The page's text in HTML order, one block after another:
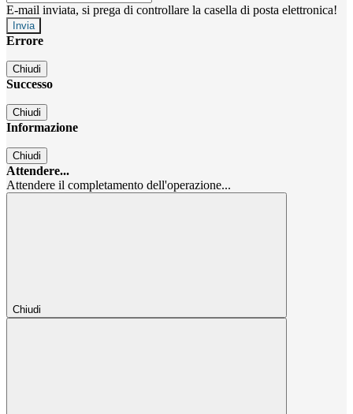
E-mail inviata, si prega di controllare la casella di posta elettronica!
Errore
Chiudi
Successo
Chiudi
Informazione
Chiudi
Attendere...
Attendere il completamento dell'operazione...
Chiudi